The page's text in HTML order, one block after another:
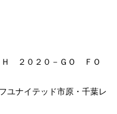
Ｈ ２０２０－ＧＯ ＦＯ
ユナイテッド市原・千葉レ